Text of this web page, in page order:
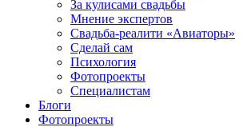
За кулисами свадьбы
Мнение экспертов
Свадьба-реалити «Авиаторы»
Сделай сам
Психология
Фотопроекты
Специалистам
Блоги
Фотопроекты